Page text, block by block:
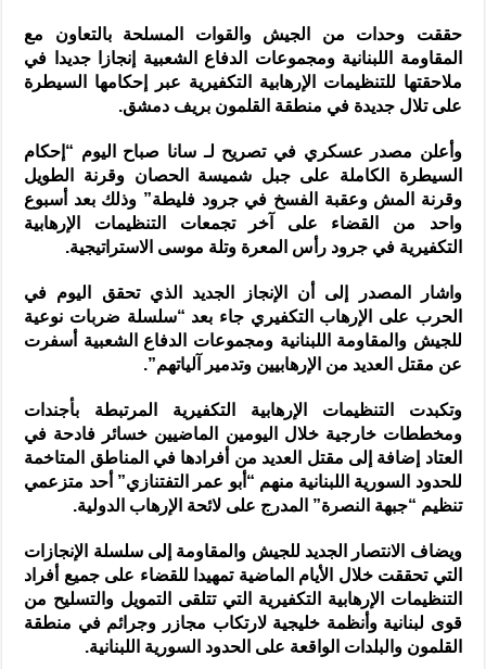
حققت وحدات من الجيش والقوات المسلحة بالتعاون مع
المقاومة اللبنانية ومجموعات الدفاع الشعبية إنجازا جديدا في
ملاحقتها للتنظيمات الإرهابية التكفيرية عبر إحكامها السيطرة
على تلال جديدة في منطقة القلمون بريف دمشق.
وأعلن مصدر عسكري في تصريح لـ سانا صباح اليوم “إحكام
السيطرة الكاملة على جبل شميسة الحصان وقرنة الطويل
وقرنة المش وعقبة الفسخ في جرود فليطة” وذلك بعد أسبوع
واحد من القضاء على آخر تجمعات التنظيمات الإرهابية
التكفيرية في جرود رأس المعرة وتلة موسى الاستراتيجية.
واشار المصدر إلى أن الإنجاز الجديد الذي تحقق اليوم في
الحرب على الإرهاب التكفيري جاء بعد “سلسلة ضربات نوعية
للجيش والمقاومة اللبنانية ومجموعات الدفاع الشعبية أسفرت
عن مقتل العديد من الإرهابيين وتدمير آلياتهم”.
وتكبدت التنظيمات الإرهابية التكفيرية المرتبطة بأجندات
ومخططات خارجية خلال اليومين الماضيين خسائر فادحة في
العتاد إضافة إلى مقتل العديد من أفرادها في المناطق المتاخمة
للحدود السورية اللبنانية منهم “أبو عمر التفتنازي” أحد متزعمي
تنظيم “جبهة النصرة” المدرج على لائحة الإرهاب الدولية.
ويضاف الانتصار الجديد للجيش والمقاومة إلى سلسلة الإنجازات
التي تحققت خلال الأيام الماضية تمهيدا للقضاء على جميع أفراد
التنظيمات الإرهابية التكفيرية التي تتلقى التمويل والتسليح من
قوى لبنانية وأنظمة خليجية لارتكاب مجازر وجرائم في منطقة
القلمون والبلدات الواقعة على الحدود السورية اللبنانية.